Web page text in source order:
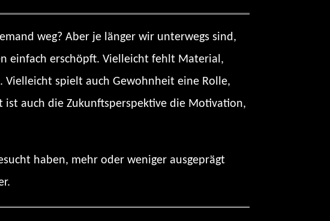
weg? Aber je länger wir unterwegs sind,
einfach erschöpft. Vielleicht fehlt Material,
Vielleicht spielt auch Gewohnheit eine Rolle,
auch die Zukunftsperspektive die Motivation,
haben, mehr oder weniger ausgeprägt